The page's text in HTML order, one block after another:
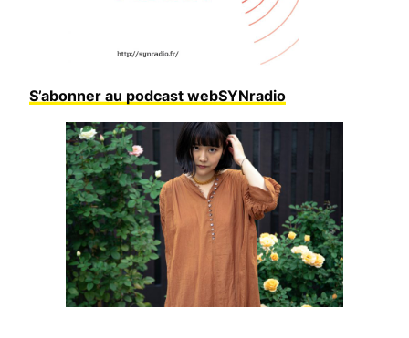
S’abonner au podcast webSYNradio